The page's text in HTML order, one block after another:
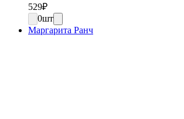
529₽
0шт
Маргарита Ранч